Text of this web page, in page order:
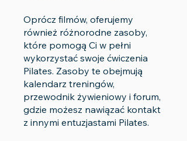
Oprócz filmów, oferujemy
również różnorodne zasoby,
które pomogą Ci w pełni
wykorzystać swoje ćwiczenia
Pilates. Zasoby te obejmują
kalendarz treningów,
przewodnik żywieniowy i forum,
gdzie możesz nawiązać kontakt
z innymi entuzjastami Pilates.